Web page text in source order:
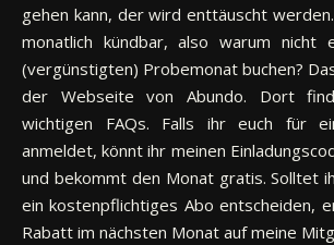
gehen kann, der wird enttäuscht
monatlich kündbar, also warum nicht
(vergünstigten) Probemonat buchen?
der Webseite von Abundo. Dort
wichtigen FAQs. Falls ihr euch für
anmeldet, könnt ihr meinen
und bekommt den Monat gratis. Solltet
ein kostenpflichtiges Abo entscheiden,
Rabatt im nächsten Monat auf meine